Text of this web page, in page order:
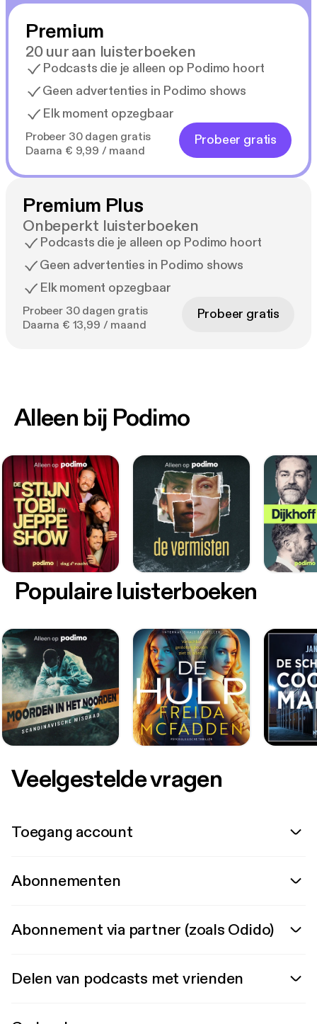
Premium
20 uur aan luisterboeken
Podcasts die je alleen op Podimo hoort
Geen advertenties in Podimo shows
Elk moment opzegbaar
Probeer 30 dagen gratis
Daarna € 9,99 / maand
Probeer gratis
Premium Plus
Onbeperkt luisterboeken
Podcasts die je alleen op Podimo hoort
Geen advertenties in Podimo shows
Elk moment opzegbaar
Probeer 30 dagen gratis
Daarna € 13,99 / maand
Probeer gratis
Alleen bij Podimo
Populaire luisterboeken
Veelgestelde vragen
Toegang account
Abonnementen
Abonnement via partner (zoals Odido)
Delen van podcasts met vrienden